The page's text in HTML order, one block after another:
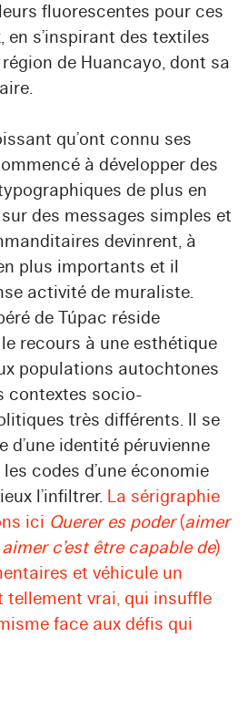
fluorescentes pour ces
en s’inspirant des textiles
de Huancayo, dont sa
qu’ont connu ses
à développer des
de plus en
des messages simples et
devinrent, à
plus importants et il
activité de muraliste.
de Túpac réside
recours à une esthétique
populations autochtones
contextes socio-
très différents. Il se
identité péruvienne
codes d’une économie
l’infiltrer. La sérigraphie
ici Querer es poder(aimer
aimer c’est être capable de)
et véhicule un
tellement vrai, qui insuffle
face aux défis qui